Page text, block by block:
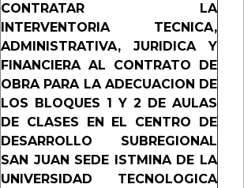
CONTRATAR LA
INTERVENTORIA TECNICA,
ADMINISTRATIVA, JURIDICA Y
FINANCIERA AL CONTRATO DE
OBRA PARA LA ADECUACION DE
LOS BLOQUES 1 Y 2 DE AULAS
DE CLASES EN EL CENTRO DE
DESARROLLO SUBREGIONAL
SAN JUAN SEDE ISTMINA DE LA
UNIVERSIDAD TECNOLOGICA